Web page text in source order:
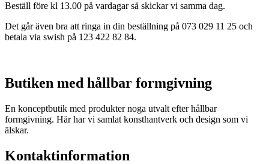
varianter.
De
olika
alternativen
produktsidan
Beställ före kl 13.00 på vardagar så skickar vi samma dag.
Det går även bra att ringa in din beställning på 073 029 11 25 och
betala via swish på 123 422 82 84.
Butiken med hållbar formgivning
En konceptbutik med produkter noga utvalt efter hållbar
formgivning. Här har vi samlat konsthantverk och design som vi
älskar.
Kontaktinformation